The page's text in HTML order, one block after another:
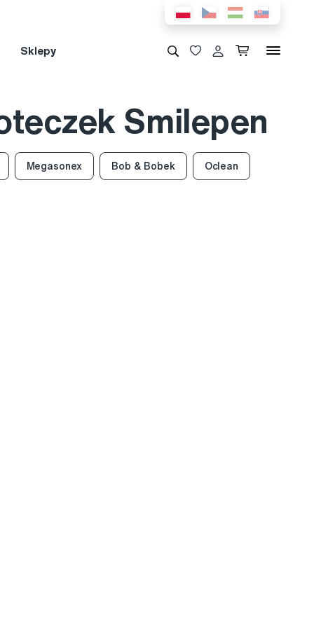
Sklepy
Smilepen
Megasonex Bob & Bobek Oclean